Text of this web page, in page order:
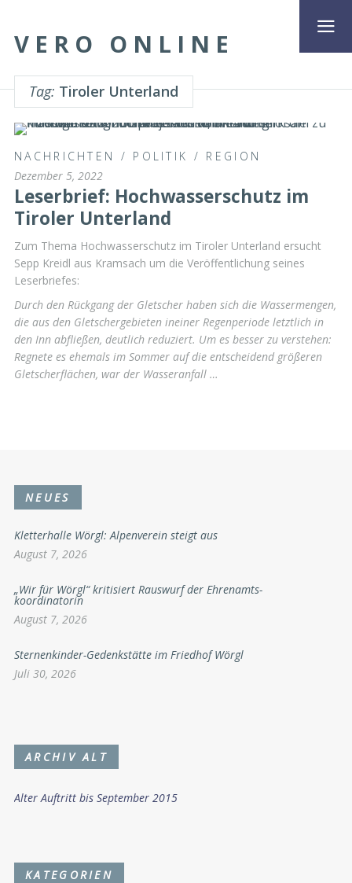
VERO ONLINE
Tag: Tiroler Unterland
NACHRICHTEN / POLITIK / REGION
Dezember 5, 2022
Leserbrief: Hochwasserschutz im
Tiroler Unterland
Zum Thema Hochwasserschutz im Tiroler Unterland ersucht
Sepp Kreidl aus Kramsach um die Veröffentlichung seines
Leserbriefes:
Durch den Rückgang der Gletscher haben sich die Wassermengen,
die aus den Gletschergebieten ineiner Regenperiode letztlich in
den Inn abfließen, deutlich reduziert. Um es besser zu verstehen:
Regnete es ehemals im Sommer auf die entscheidend größeren
Gletscherflächen, war der Wasseranfall …
NEUES
Kletterhalle Wörgl: Alpenverein steigt aus
August 7, 2026
„Wir für Wörgl“ kritisiert Rauswurf der Ehrenamts-
koordinatorin
August 7, 2026
Sternenkinder-Gedenkstätte im Friedhof Wörgl
Juli 30, 2026
ARCHIV ALT
Alter Auftritt bis September 2015
KATEGORIEN